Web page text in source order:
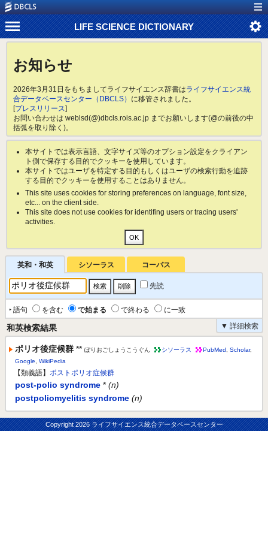
LIFE SCIENCE DICTIONARY
お知らせ
2026年3月31日をもちましてライフサイエンス辞書はライフサイエンス統
合データベースセンター（DBCLS） に移管されました。
[プレスリリース]
お問い合わせは weblsd(@)dbcls.rois.ac.jp までお願いします(@の前後の中
括弧を取り除く)。
本サイトでは表示言語、文字サイズ等のオプション設定をクライアン
ト側で保存する目的でクッキーを使用しています。
本サイトではユーザを特定する目的もしくはユーザの検索行動を追跡
する目的でクッキーを使用することはありません。
This site uses cookies for storing preferences on language, font size,
etc... on the client side.
This site does not use cookies for identifing users or tracing users'
activities.
英和・和英 シソーラス コーパス
先読
‣ 語句 を含む で始まる で終わる
に一致
▼ 詳細検索
和英検索結果
ポリオ後症候群 ** ぽりおごしょうこうぐん シソーラス PubMed Scholar,
Google
WikiPedia
【類義語】 ポストポリオ症候群
post-polio syndrome * (n)
postpoliomyelitis syndrome (n)
Copyright2026 ライフサイエンス統合データベースセンター